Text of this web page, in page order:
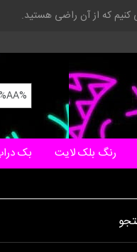
کنیم که از آن راضی هستید.
رنگ بلک لایت بک